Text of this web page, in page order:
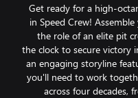
Get ready for a high-
in Speed Crew!
the role of an elite pit
the clock to secure victory
an engaging storyline
you'll need to work
across four decades,